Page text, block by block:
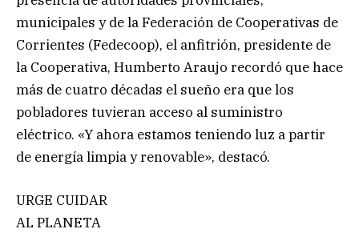
municipales y de la Federación de Cooperativas de
Corrientes (Fedecoop), el anfitrión, presidente de
la Cooperativa, Humberto Araujo recordó que hace
más de cuatro décadas el sueño era que los
pobladores tuvieran acceso al suministro
eléctrico. «Y ahora estamos teniendo luz a partir
de energía limpia y renovable», destacó.
URGE CUIDAR
AL PLANETA